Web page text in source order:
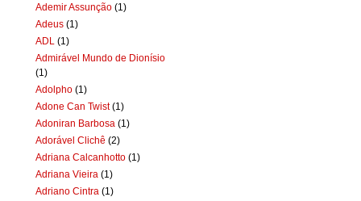
Ademir Assunção (1)
Adeus (1)
ADL (1)
Admirável Mundo de Dionísio
(1)
Adolpho (1)
Adone Can Twist (1)
Adoniran Barbosa (1)
Adorável Clichê (2)
Adriana Calcanhotto (1)
Adriana Vieira (1)
Adriano Cintra (1)